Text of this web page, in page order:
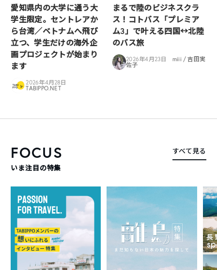
愛知県内の大学に通う大
学生限定。セントレアか
ら台湾／ベトナムへ飛び
立つ、学生だけの海外企
画プロジェクトが始まり
ます
2026年4月28日
TABIPPO.NET
まるで陸のビジネスクラ
ス！コトバス「プレミア
ム3」で叶える四国↔︎北陸
のバス旅
2026年4月23日
miii / 吉田実
佐子
FOCUS
いま注目の特集
すべて見る